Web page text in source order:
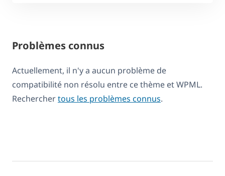
Problèmes connus
Actuellement, il n'y a aucun problème de
compatibilité non résolu entre ce thème et WPML.
Recherchertous les problèmes connus.